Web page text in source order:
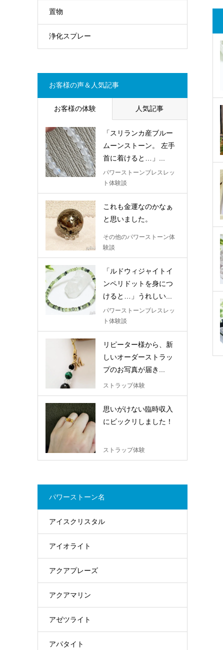
置物
浄化スプレー
お客様の声＆人気記事
お客様の体験 人気記事
「スリランカ産ブルー
ムーンストーン。 左手
首に着けると…」...
パワーストーンブレスレッ
ト体験談
これも金運なのかなぁ
と思いました。
その他のパワーストーン体
験談
「ルドウィジャイトイ
ンペリドットを身につ
けると…」うれしい...
パワーストーンブレスレッ
ト体験談
リピーター様から、新
しいオーダーストラッ
プのお写真が届き...
ストラップ体験
思いがけない臨時収入
にビックリしました！
ストラップ体験
パワーストーン名
アイスクリスタル
アイオライト
アクアプレーズ
アクアマリン
アゼツライト
アパタイト